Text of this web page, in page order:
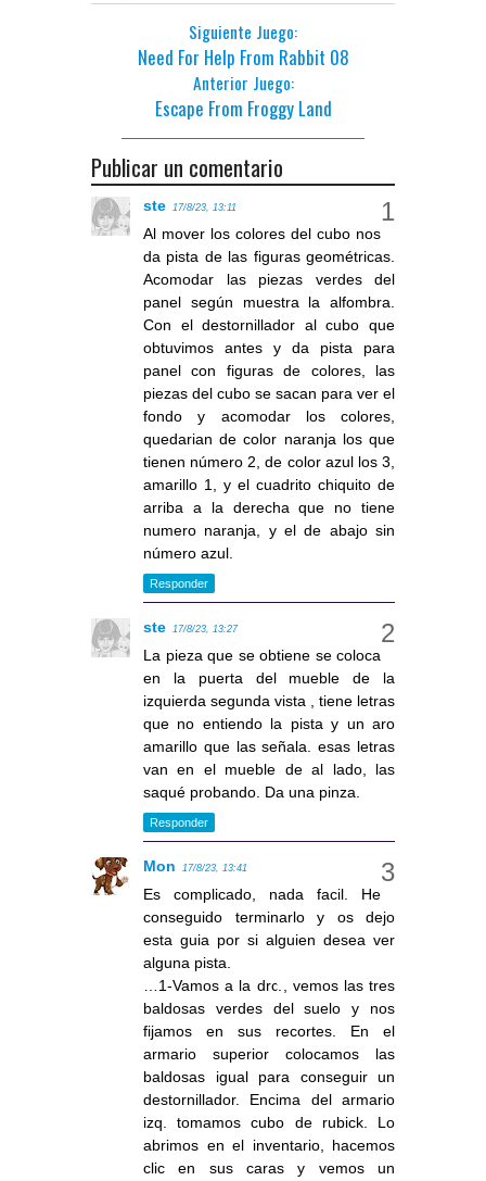
Siguiente Juego:
Need For Help From Rabbit 08
Anterior Juego:
Escape From Froggy Land
Publicar un comentario
ste 17/8/23, 13:11
Al mover los colores del cubo nos
da pista de las figuras geométricas.
Acomodar las piezas verdes del
panel según muestra la alfombra.
Con el destornillador al cubo que
obtuvimos antes y da pista para
panel con figuras de colores, las
piezas del cubo se sacan para ver el
fondo y acomodar los colores,
quedarian de color naranja los que
tienen número 2, de color azul los 3,
amarillo 1, y el cuadrito chiquito de
arriba a la derecha que no tiene
numero naranja, y el de abajo sin
número azul.
Responder
ste 17/8/23, 13:27
La pieza que se obtiene se coloca
en la puerta del mueble de la
izquierda segunda vista , tiene letras
que no entiendo la pista y un aro
amarillo que las señala. esas letras
van en el mueble de al lado, las
saqué probando. Da una pinza.
Responder
Mon 17/8/23, 13:41
Es complicado, nada facil. He
conseguido terminarlo y os dejo
esta guia por si alguien desea ver
alguna pista.
…1-Vamos a la drc., vemos las tres
baldosas verdes del suelo y nos
fijamos en sus recortes. En el
armario superior colocamos las
baldosas igual para conseguir un
destornillador. Encima del armario
izq. tomamos cubo de rubick. Lo
abrimos en el inventario, hacemos
clic en sus caras y vemos un